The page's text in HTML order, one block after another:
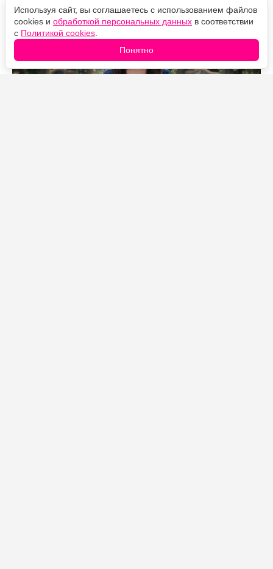
Используя сайт, вы соглашаетесь с использованием файлов
cookies и обработкой персональных данных в соответствии
с Политикой cookies
Понятно